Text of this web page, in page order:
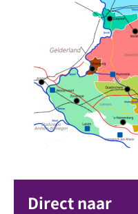
Direct naar